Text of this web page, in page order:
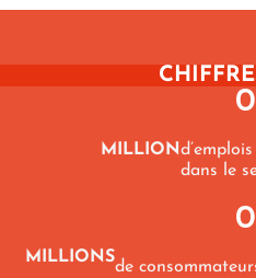
MILLION
dans le
0
MILLIONS
de
0